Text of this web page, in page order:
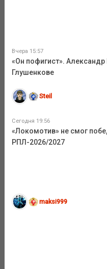
Вчера 15:57
«Он пофигист».
Глушенкове
Steil
Сегодня 19:56
«Локомотив» не смог
РПЛ-2026/2027
maksi999